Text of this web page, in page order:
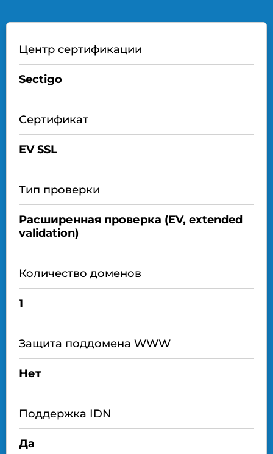
Центр сертификации
Sectigo
Сертификат
EV SSL
Тип проверки
Расширенная проверка (EV, extended
validation)
Количество доменов
1
Защита поддомена WWW
Нет
Поддержка IDN
Да